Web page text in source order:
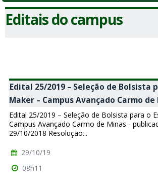
Editais do campus
Edital 25/2019 – Seleção de Bolsista
Maker – Campus Avançado Carmo de
Edital 25/2019 – Seleção de Bolsista para o
Campus Avançado Carmo de Minas -
29/10/2018 Resolução...
29/10/19
08h11